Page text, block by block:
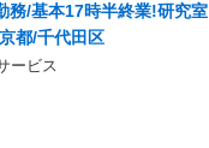
務/基本17時半終業!研究室
都/千代田区
ービス